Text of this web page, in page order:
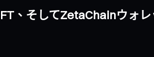
、そしてZetaChainウォ